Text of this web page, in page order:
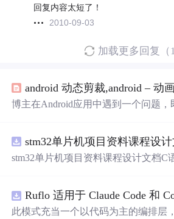
回复内容太短了！
2010-09-03
加载更多回复（
android 动态剪裁,android – 动
博主在Android应用中遇到一个问题，
分析，问题在于初始位置设置，导致
剪。解决方法是将图像初始设置为不
stm32单片机项目资料课程设计文档C
此模式充当一个以代码为主的编排层